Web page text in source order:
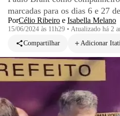
marcadas para os dias 6 e 27
PorCélio Ribeiro e Isabella Melano
15/06/2024 às 11h29 • Atualizado há 2
Compartilhar
Adicionar